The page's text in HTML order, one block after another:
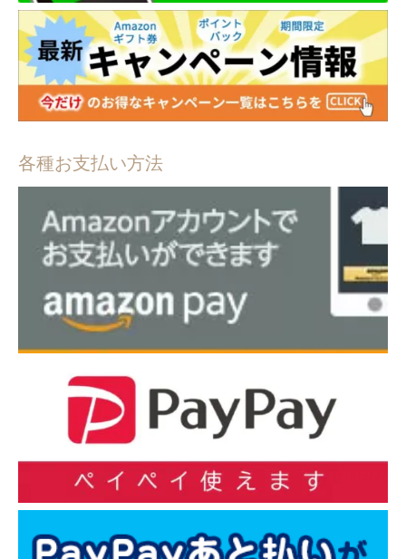
各種お支払い方法